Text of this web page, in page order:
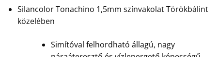
Silancolor Tonachino 1,5mm színvakolat Törökbálint
közelében
Simítóval felhordható állagú, nagy